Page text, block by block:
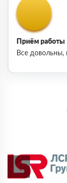
Приём работы
Все довольны,